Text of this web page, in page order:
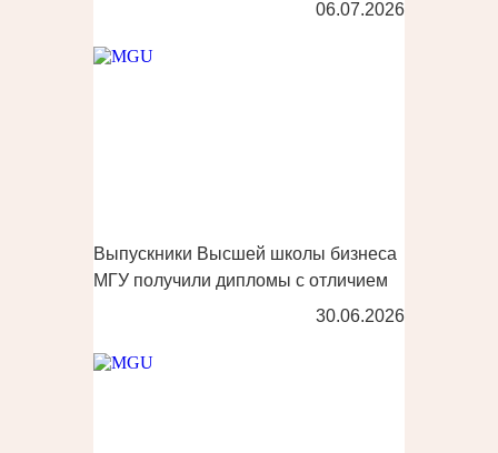
06.07.2026
Выпускники Высшей школы бизнеса
МГУ получили дипломы с отличием
30.06.2026